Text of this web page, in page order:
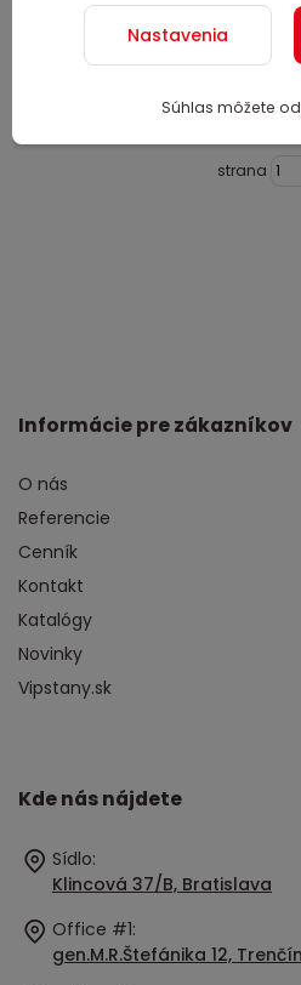
Koľko vám môže zarobiť
na evente? Pozrite si praktický
je eventový set REATEK
strana
Informácie pre zákazníkov
O nás
Referencie
Cenník
Kontakt
Katalógy
Novinky
Vipstany.sk
Kde nás nájdete
Sídlo:
Klincová 37/B, Bratislava
Office #1:
gen.M.R.Štefánika 12, Trenčín
Nastavenia
Súhlas môžete